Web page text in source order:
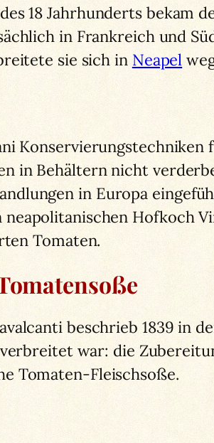
18 Jahrhunderts bekam
in Frankreich und
sie sich in Neapel
in Behältern nicht
in Europa
Hofkoch
Tomaten.
beschrieb 1839 in
war: die
Tomaten-Fleischsoße.